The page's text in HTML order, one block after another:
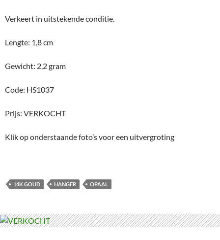
Verkeert in uitstekende conditie.
Lengte: 1,8 cm
Gewicht: 2,2 gram
Code: HS1037
Prijs: VERKOCHT
Klik op onderstaande foto’s voor een uitvergroting
14K GOUD HANGER OPAAL